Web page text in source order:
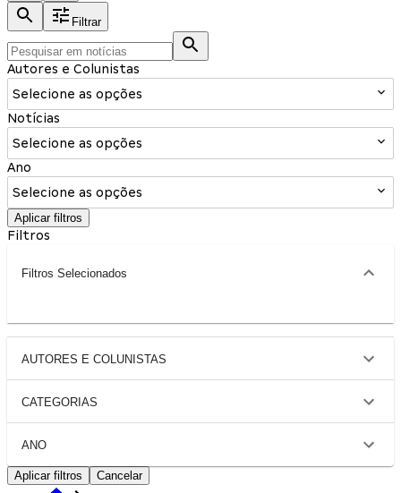
Filtrar
Autores e Colunistas
Selecione as opções
Notícias
Selecione as opções
Ano
Selecione as opções
Aplicar filtros
Filtros
Filtros Selecionados
AUTORES E COLUNISTAS
CATEGORIAS
ANO
Aplicar filtros Cancelar